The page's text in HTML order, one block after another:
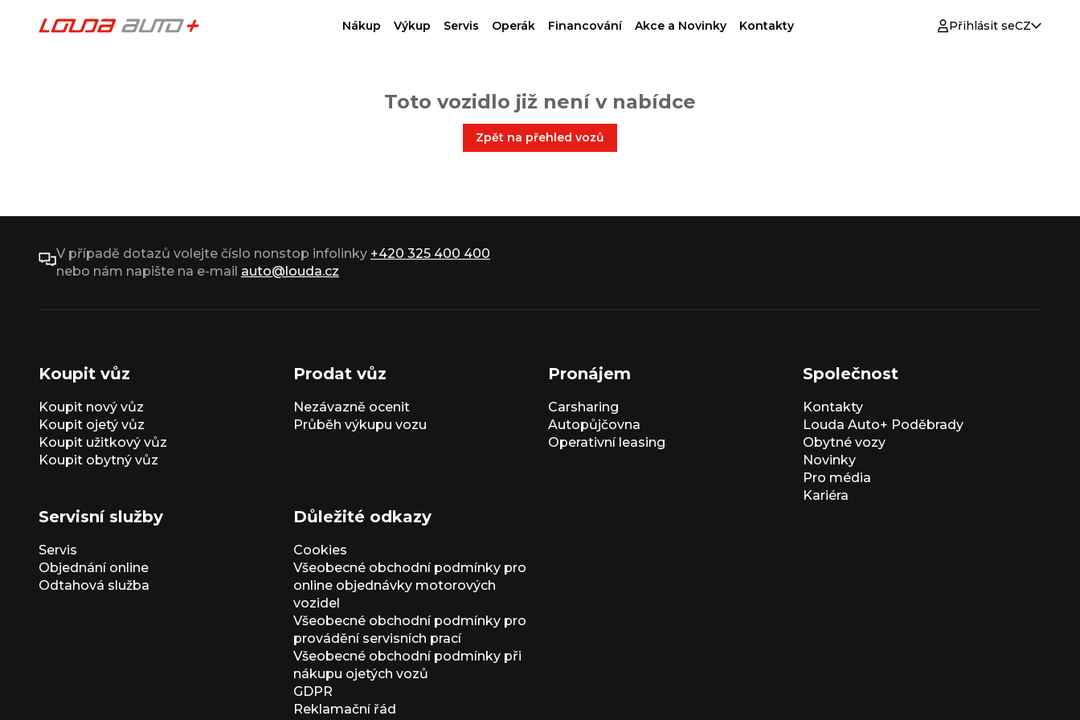
Nákup Výkup Servis Operák Financování Akce a Novinky Kontakty Přihlásit seCZ
Toto vozidlo již není v nabídce
Zpět na přehled vozů
V případě dotazů volejte číslo nonstop infolinky +420 325 400 400
nebo nám napište na e-mail auto@louda.cz
Koupit vůz
Koupit nový vůz
Koupit ojetý vůz
Koupit užitkový vůz
Koupit obytný vůz
Prodat vůz
Nezávazně ocenit
Průběh výkupu vozu
Pronájem
Carsharing
Autopůjčovna
Operativní leasing
Společnost
Kontakty
Louda Auto+ Poděbrady
Obytné vozy
Novinky
Pro média
Kariéra
Servisní služby
Servis
Objednání online
Odtahová služba
Důležité odkazy
Cookies
Všeobecné obchodní podmínky pro
online objednávky motorových
vozidel
Všeobecné obchodní podmínky pro
provádění servisních prací
Všeobecné obchodní podmínky při
nákupu ojetých vozů
GDPR
Reklamační řád